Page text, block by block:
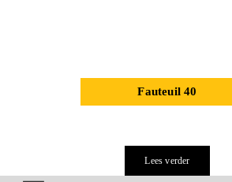
Fauteuil 40
Lees verder